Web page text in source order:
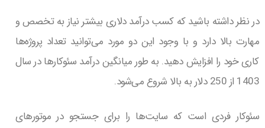
در نظر داشته باشید که کسب درآمد دلاری بیشتر نیاز به تخصص و
مهارت بالا دارد و با وجود این دو مورد می‌توانید تعداد پروژه‌ها
کاری خود را افزایش دهید. به طور میانگین درآمد سئوکارها در سال
1403 از 250 دلار به بالا شروع می‌شود.
سئوکار فردی است که سایت‌ها را برای جستجو در موتورهای